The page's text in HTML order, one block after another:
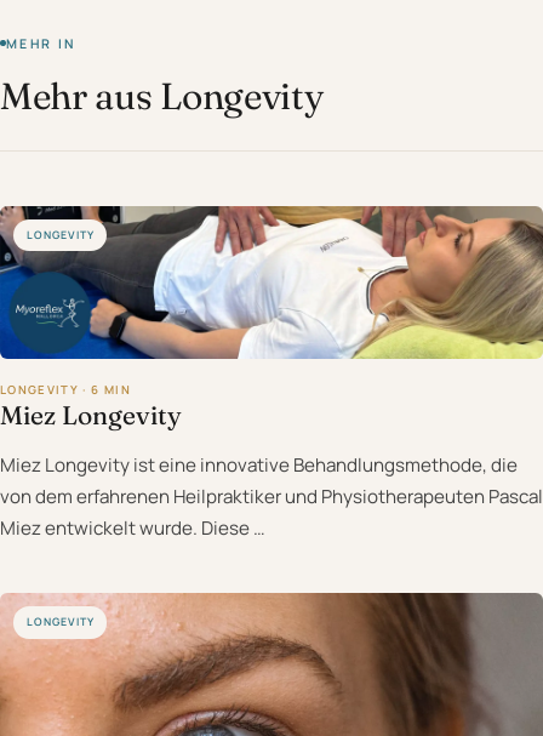
MEHR IN
Mehr aus Longevity
LONGEVITY
LONGEVITY · 6 MIN
Miez Longevity
Miez Longevity ist eine innovative Behandlungsmethode, die
von dem erfahrenen Heilpraktiker und Physiotherapeuten Pascal
Miez entwickelt wurde. Diese …
LONGEVITY